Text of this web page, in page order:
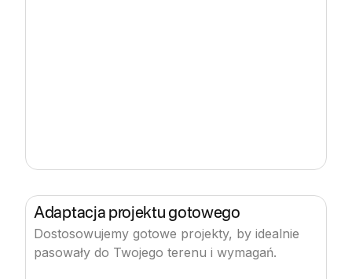
Adaptacja projektu gotowego
Dostosowujemy gotowe projekty, by idealnie
pasowały do Twojego terenu i wymagań.